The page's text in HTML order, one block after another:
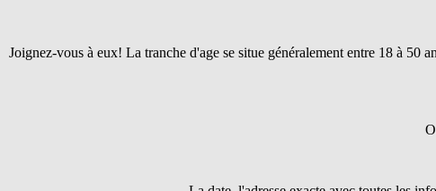
Joignez-vous à eux! La tranche d'age se situe généralement entre 18 à 50